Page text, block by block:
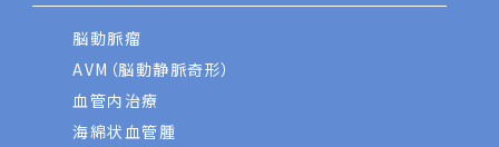
脳動脈瘤
AVM（脳動静脈奇形）
血管内治療
海綿状血管腫